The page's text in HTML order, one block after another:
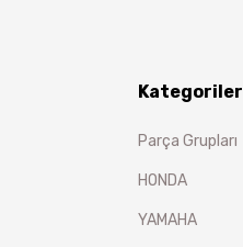
Kategoriler
Parça Grupları
HONDA
YAMAHA